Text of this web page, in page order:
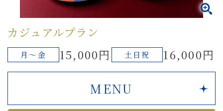
カジュアルプラン
月～金 15,000円 土日祝 16,000円
MENU